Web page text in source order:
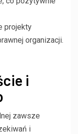
projekty
organizacji.
i
zawsze
i